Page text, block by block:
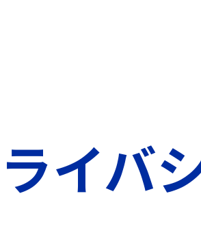
イバ